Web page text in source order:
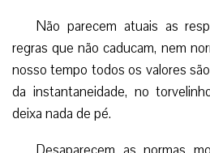
Não parecem atuais as
regras que não caducam, nem
nosso tempo todos os valores
da instantaneidade, no
deixa nada de pé.